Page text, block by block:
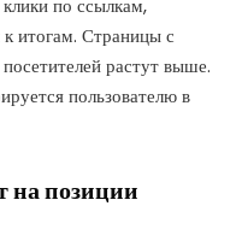
к итогам. Страницы с
растут выше.
пользователю в
на позиции